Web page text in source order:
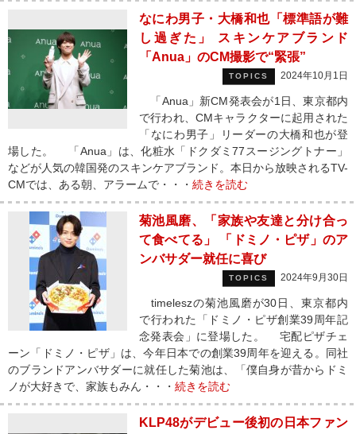
なにわ男子・大橋和也「標準語が難
し過ぎた」 スキンケアブランド
「Anua」のCM撮影で“緊張”
TOPICS 2024年10月1日
「Anua」新CM発表会が1日、東京都内
で行われ、CMキャラクターに起用された
「なにわ男子」リーダーの大橋和也が登
場した。 「Anua」は、化粧水「ドクダミ77スージングトナー」
などが人気の韓国発のスキンケアブランド。本日から放映されるTV-
CMでは、ある朝、アラームで・・・ 続きを読む
菊池風磨、「家族や友達と分け合っ
て食べてる」 「ドミノ・ピザ」のア
ンバサダー就任に喜び
TOPICS 2024年9月30日
timeleszの菊池風磨が30日、東京都内
で行われた「ドミノ・ピザ創業39周年記
念発表会」に登場した。 宅配ピザチェ
ーン「ドミノ・ピザ」は、今年日本での創業39周年を迎える。同社
のブランドアンバサダーに就任した菊池は、「僕自身が昔からドミ
ノが大好きで、家族もみん・・・ 続きを読む
KLP48がデビュー後初の日本ファン